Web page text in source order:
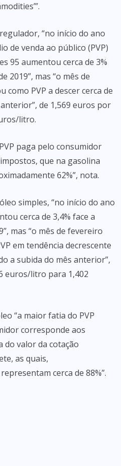
“no início do ano
de venda ao público (PVP)
95 aumentou cerca de 3%
2019”, mas “o mês de
como PVP a descer cerca de
de 1,569 euros por
litro.
paga pelo consumidor
que na gasolina
62%”, nota.
simples, “no início do ano
cerca de 3,4% face a
mas “o mês de fevereiro
em tendência decrescente
a subida do mês anterior”,
euros/litro para 1,402
“a maior fatia do PVP
corresponde aos
do valor da cotação
as quais,
cerca de 88%”.